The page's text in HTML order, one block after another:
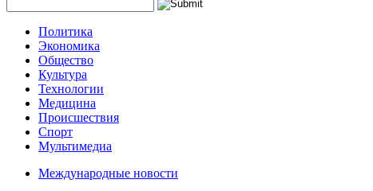
Политика
Экономика
Общество
Культура
Технологии
Медицина
Происшествия
Спорт
Мультимедиа
Международные новости